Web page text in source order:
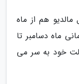
مالدیو هم از ماه
ماه دسامبر تا
خود به سر می